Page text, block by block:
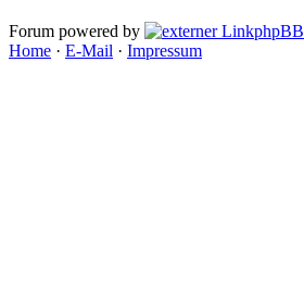
Forum powered by phpBB
Home · E-Mail · Impressum